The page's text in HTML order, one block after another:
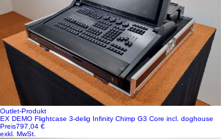
Outlet-Produkt
EX DEMO Flightcase 3-delig Infinity Chimp G3 Core incl. doghouse
Preis797,04 €
exkl. MwSt.